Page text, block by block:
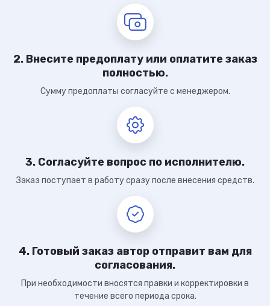
2. Внесите предоплату или оплатите заказ
полностью.
Сумму предоплаты согласуйте с менеджером.
3. Согласуйте вопрос по исполнителю.
Заказ поступает в работу сразу после внесения средств.
4. Готовый заказ автор отправит вам для
согласования.
При необходимости вносятся правки и корректировки в
течение всего периода срока.